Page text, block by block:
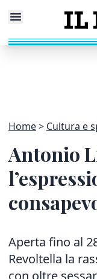
Home Cultura e
Antonio
Aperta fino al
Revoltella la
con oltre